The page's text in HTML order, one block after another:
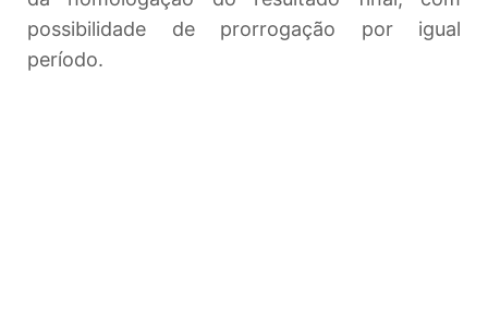
possibilidade de prorrogação por igual
período.